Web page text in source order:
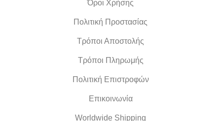
Όροι Χρήσης
Πολιτική Προστασίας
Τρόποι Αποστολής
Τρόποι Πληρωμής
Πολιτική Επιστροφών
Επικοινωνία
Worldwide Shipping